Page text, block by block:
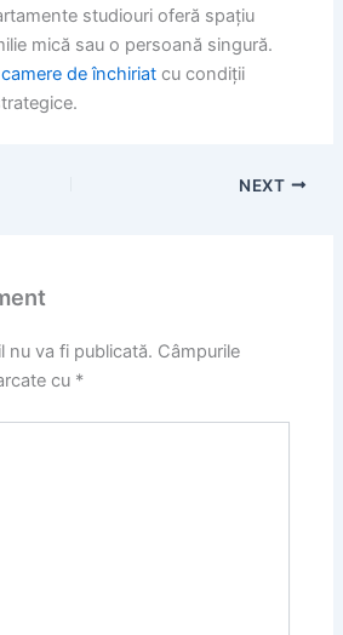
studiouri oferă spațiu
mică sau o persoană singură.
de închiriat cu condiții
NEXT
nu va fi publicată. Câmpurile
cu *